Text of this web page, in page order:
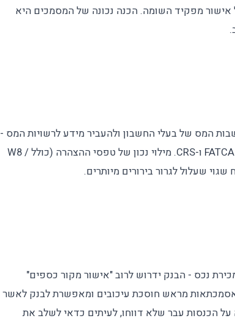
2513/2) ולעיתים לקבל אישור מפקיד השומה. הכנה נכונה של המסמכים היא
המס של בעלי החשבון ולהעביר מידע לרשויות המס -
בישראל ובעולם - במסגרת התקנים הבינלאומיים FATCA ו-CRS. מילוי נכון של טפסי ההצהרה (כולל W8 /
נכס - הבנק ידרוש לרוב "אישור מקור כספים"
מראש חוסכת עיכובים ומאפשרת לבנק לאשר
הכנסות עבר שלא דווחו, לעיתים כדאי לשלב את